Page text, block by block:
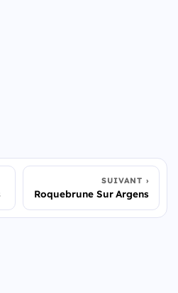
SUIVANT
Roquebrune Sur Argens